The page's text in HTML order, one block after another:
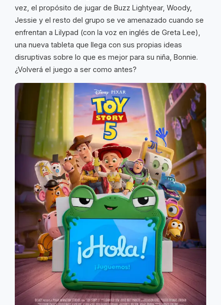
vez, el propósito de jugar de Buzz Lightyear, Woody,
Jessie y el resto del grupo se ve amenazado cuando se
enfrentan a Lilypad (con la voz en inglés de Greta Lee),
una nueva tableta que llega con sus propias ideas
disruptivas sobre lo que es mejor para su niña, Bonnie.
¿Volverá el juego a ser como antes?